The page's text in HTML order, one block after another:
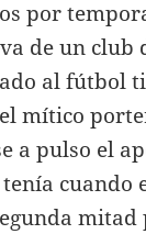
por
de un
al fútbol
mítico
a pulso el
cuando